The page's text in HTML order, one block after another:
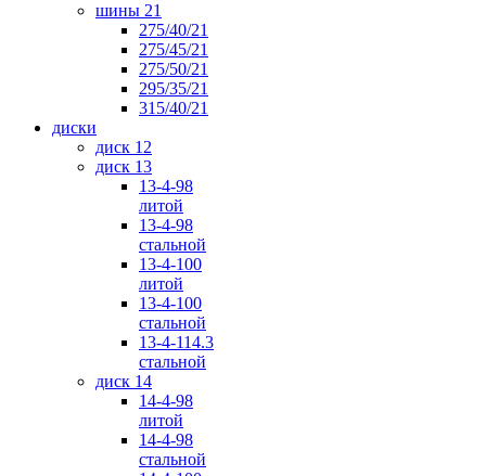
шины 21
275/40/21
275/45/21
275/50/21
295/35/21
315/40/21
диски
диск 12
диск 13
13-4-98
литой
13-4-98
стальной
13-4-100
литой
13-4-100
стальной
13-4-114.3
стальной
диск 14
14-4-98
литой
14-4-98
стальной